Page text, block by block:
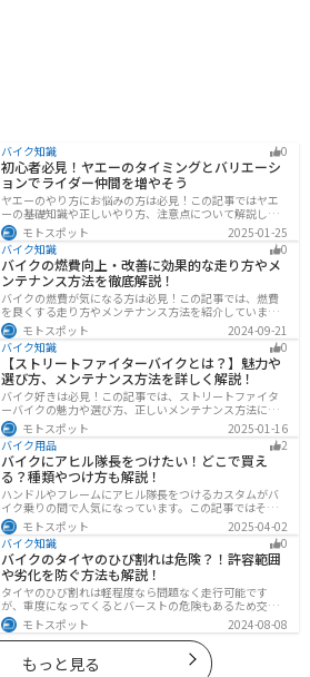
バイク知識 0
初心者必見！ヤエーのタイミングとバリエーシ
ョンでライダー仲間を増やそう
ヤエーのやり方にお悩みの方は必見！この記事ではヤエ
ーの基礎知識や正しいやり方、注意点について解説しま
す。実はヤエーには、ツーリング中の連帯感を高める効
果があります。この記事を読めば、ヤエーの楽しみ方と
安全に行うポイントがわかるでしょう。
モトスポット
2025-01-25
バイク知識
0
バイクの燃費向上・改善に効果的な走り方やメ
ンテナンス方法を徹底解説！
バイクの燃費が気になる方は必見！この記事では、燃費
を良くする走り方やメンテナンス方法を紹介していま
す。実は、車体そのものや荷物を軽くすることで、燃費
の向上が可能です。この記事を読めば、燃費を改善する
具体的な方法がわかります。
モトスポット
2024-09-21
バイク知識
0
【ストリートファイターバイクとは？】魅力や
選び方、メンテナンス方法を詳しく解説！
バイク好きは必見！この記事では、ストリートファイタ
ーバイクの魅力や選び方、正しいメンテナンス方法につ
いて解説しています。実はストリートファイターバイク
は、個性的なデザインと高い走行性能が魅力です。この
記事を読めば、ストリートファイターバイクの魅力がわ
かります。
モトスポット
2025-01-16
バイク用品
2
バイクにアヒル隊長をつけたい！どこで買え
る？種類やつけ方も解説！
ハンドルやフレームにアヒル隊長をつけるカスタムがバ
イク乗りの間で人気になっています。この記事ではそん
なアヒル隊長について、どこで買えるのかどんな種類が
あるのか、バイクに付ける際の注意点などまとめまし
た。アヒル隊長でオリジナルカスタムをしたい人は参考
にしてください。
モトスポット
2025-04-02
バイク知識
0
バイクのタイヤのひび割れは危険？！許容範囲
や劣化を防ぐ方法も解説！
タイヤのひび割れは軽程度なら問題なく走行可能です
が、重度になってくるとバーストの危険もあるため交換
が必要です。どの程度なら大丈夫なのか、タイヤのひび
割れを防ぐ方法などまとめました。快適安全にバイクに
乗るためにもしっかりとチェックしておきましょう。
モトスポット 2024-08-08
もっと見る